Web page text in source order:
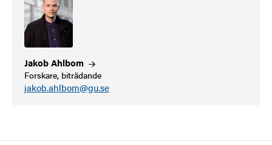
JakobAhlbom
Forskare, biträdande
jakob.ahlbom@gu.se